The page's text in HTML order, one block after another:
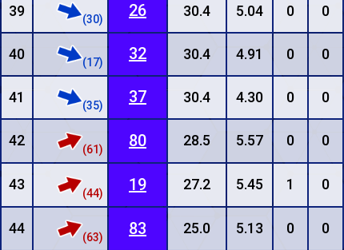
39 (30) 26 30.4 5.04 0 0
40 (17) 32 30.4 4.91 0 0
41 (35) 37 30.4 4.30 0 0
42
(61) 80 28.5 5.57 0 0
43
(44) 19 27.2 5.45 1 0
44
(63) 83 25.0 5.13 0 0